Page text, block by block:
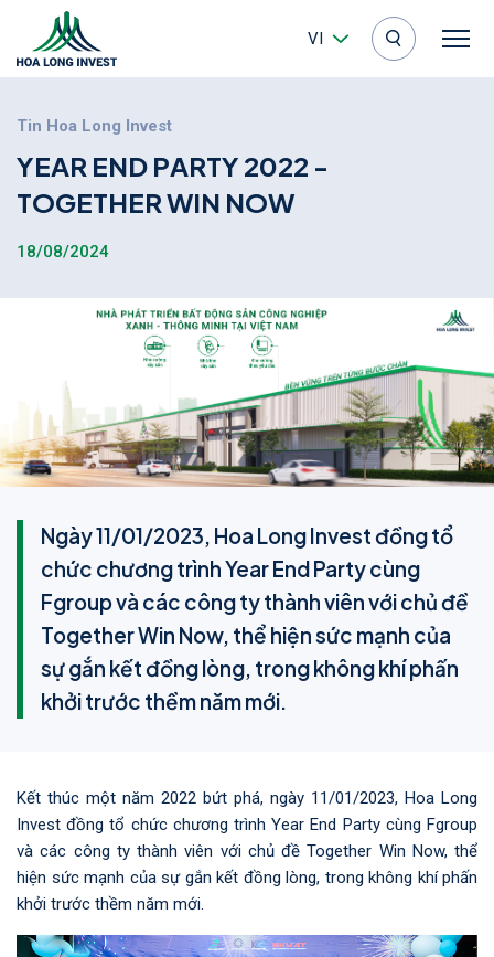
VI
Tin Hoa Long Invest
YEAR END PARTY 2022 -
TOGETHERWIN NOW
18/08/2024
Ngày 11/01/2023, Hoa Long Invest đồng tổ
chức chương trình Year End Party cùng
Fgroup và các công ty thành viên với chủ đề
Together Win Now, thể hiện sức mạnh của
sự gắn kết đồng lòng, trong không khí phấn
khởi trước thềm năm mới.
Kết thúc một năm 2022 bứt phá, ngày 11/01/2023, Hoa Long
Invest đồng tổ chức chương trình Year End Party cùng Fgroup
và các công ty thành viên với chủ đề Together Win Now, thể
hiện sức mạnh của sự gắn kết đồng lòng, trong không khí phấn
khởi trước thềm năm mới.